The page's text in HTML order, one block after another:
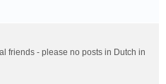
friends - please no posts in Dutch in